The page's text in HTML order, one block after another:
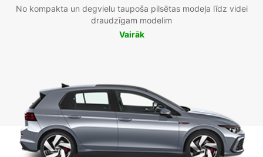
No kompakta un degvielu taupoša pilsētas modeļa līdz videi
draudzīgam modelim
Vairāk